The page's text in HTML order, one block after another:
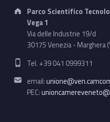
Address:
Parco Scientifico
Vega 1
Via delle Industrie 19/d
30175 Venezia - Marghera
Phone number:
Tel. +39 041 0999311
Email address:
email:
PEC: